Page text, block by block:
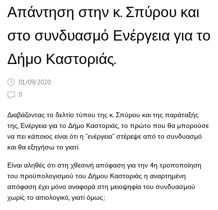
Απάντηση στην κ. Σπύρου και
στο συνδυασμό Ενέργεια για το
Δήμο Καστοριάς.
01/09/2020
0
Διαβάζοντας το δελτίο τύπου της κ. Σπύρου και της παράταξής
της, Ενέργεια για το Δήμο Καστοριάς, το πρώτο που θα μπορούσε
να πει κάποιος είναι ότι η “ενέργεια” στέρεψε από το συνδυασμό
και θα εξηγήσω το γιατί.
Είναι αληθές ότι στη χθεσινή απόφαση για την 4η τροποποίηση
του προϋπολογισμού του Δήμου Καστοριάς η αναρτημένη
απόφαση έχει μόνο αναφορά στη μειοψηφία του συνδυασμού
χωρίς το αιτιολογικό, γιατί όμως;